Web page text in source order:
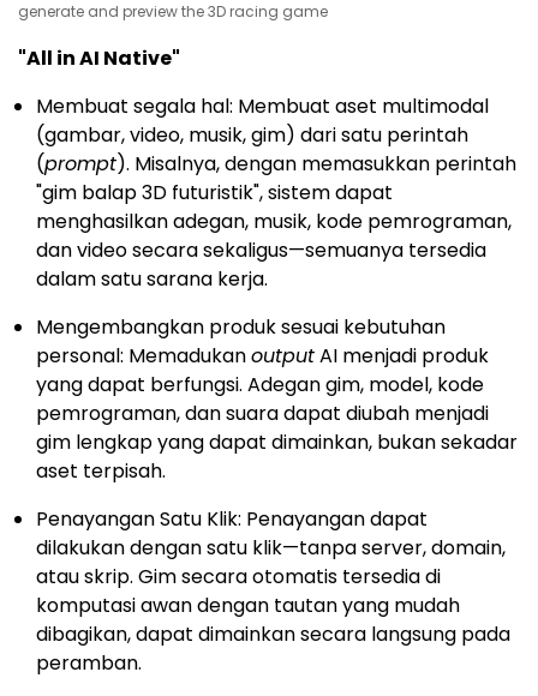
generate and preview the 3D racing game
"All in AI Native"
Membuat segala hal: Membuat aset multimodal
(gambar, video, musik, gim) dari satu perintah
(prompt). Misalnya, dengan memasukkan perintah
"gim balap 3D futuristik", sistem dapat
menghasilkan adegan, musik, kode pemrograman,
dan video secara sekaligus—semuanya tersedia
dalam satu sarana kerja.
Mengembangkan produk sesuai kebutuhan
personal: MemadukanoutputAI menjadi produk
yang dapat berfungsi. Adegan gim, model, kode
pemrograman, dan suara dapat diubah menjadi
gim lengkap yang dapat dimainkan, bukan sekadar
aset terpisah.
Penayangan Satu Klik: Penayangan dapat
dilakukan dengan satu klik—tanpa server, domain,
atau skrip. Gim secara otomatis tersedia di
komputasi awan dengan tautan yang mudah
dibagikan, dapat dimainkan secara langsung pada
peramban.